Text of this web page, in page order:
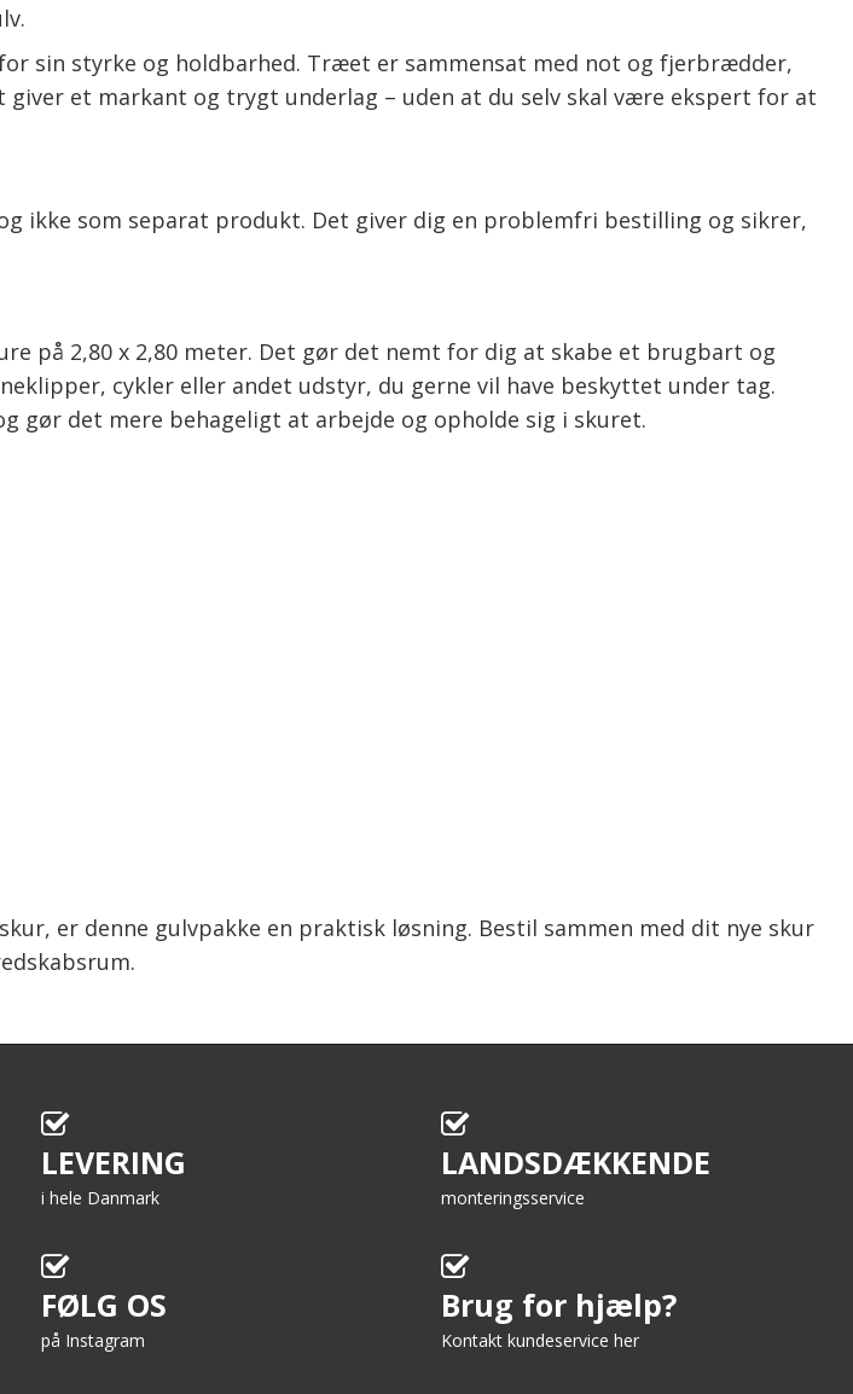
sin styrke og holdbarhed. Træet er sammensat med not og fjerbrædder,
et markant og trygt underlag – uden at du selv skal være ekspert for at
ikke som separat produkt. Det giver dig en problemfri bestilling og sikrer,
på 2,80 x 2,80 meter. Det gør det nemt for dig at skabe et brugbart og
cykler eller andet udstyr, du gerne vil have beskyttet under tag.
gør det mere behageligt at arbejde og opholde sig i skuret.
er denne gulvpakke en praktisk løsning. Bestil sammen med dit nye skur
LEVERING
i hele Danmark
LANDSDÆKKENDE
monteringsservice
FØLG OS
på Instagram
Brug for hjælp?
Kontakt kundeservice her